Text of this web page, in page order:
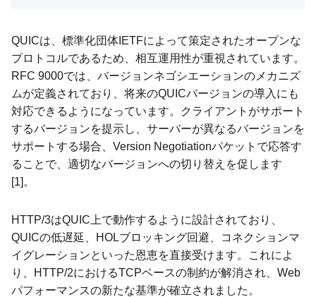
QUICは、標準化団体IETFによって策定されたオープンな
プロトコルであるため、相互運用性が重視されています。
RFC 9000では、バージョンネゴシエーションのメカニズ
ムが定義されており、将来のQUICバージョンの導入にも
対応できるようになっています。クライアントがサポート
するバージョンを提示し、サーバーが異なるバージョンを
サポートする場合、Version Negotiationパケットで応答す
ることで、適切なバージョンへの切り替えを促します
[1]。
HTTP/3はQUIC上で動作するように設計されており、
QUICの低遅延、HOLブロッキング回避、コネクションマ
イグレーションといった恩恵を直接受けます。これによ
り、HTTP/2におけるTCPベースの制約が解消され、Web
パフォーマンスの新たな基準が確立されました。